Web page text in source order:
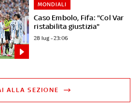
Caso Embolo, Fifa: "Col Var
ristabilita giustizia"
MONDIALI
28 lug - 23:06
ALLA SEZIONE